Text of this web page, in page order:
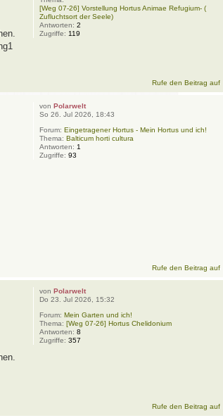
[Weg 07-26] Vorstellung Hortus Animae Refugium- (
Zufluchtsort der Seele)
Antworten:2
Zugriffe: 119
Rufe den Beitrag auf
vonPolarwelt
So 26. Jul 2026, 18:43
Forum:Eingetragener Hortus - Mein Hortus und ich!
Thema:Balticum horti cultura
Antworten: 1
Zugriffe:93
Rufe den Beitrag auf
vonPolarwelt
Do 23. Jul 2026, 15:32
Forum:Mein Garten und ich!
Thema:[Weg 07-26] Hortus Chelidonium
Antworten:8
Zugriffe:357
Rufe den Beitrag auf